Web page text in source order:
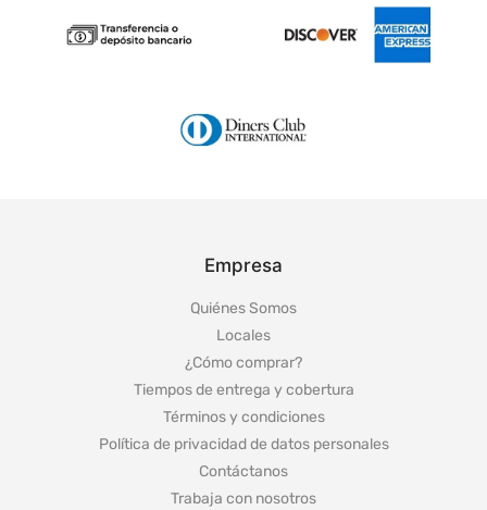
Empresa
Quiénes Somos
Locales
¿Cómo comprar?
Tiempos de entrega y cobertura
Términos y condiciones
Política de privacidad de datos personales
Contáctanos
Trabaja con nosotros